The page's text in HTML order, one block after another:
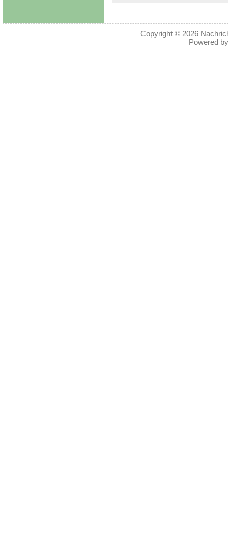
Copyright © 2026
Powered